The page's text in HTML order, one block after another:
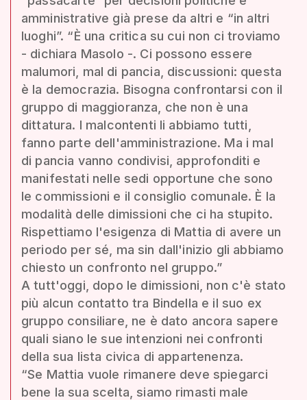
amministrative già prese da altri e “in altri
luoghi”. “È una critica su cui non ci troviamo
- dichiara Masolo -. Ci possono essere
malumori, mal di pancia, discussioni: questa
è la democrazia. Bisogna confrontarsi con il
gruppo di maggioranza, che non è una
dittatura. I malcontenti li abbiamo tutti,
fanno parte dell'amministrazione. Ma i mal
di pancia vanno condivisi, approfonditi e
manifestati nelle sedi opportune che sono
le commissioni e il consiglio comunale. È la
modalità delle dimissioni che ci ha stupito.
Rispettiamo l'esigenza di Mattia di avere un
periodo per sé, ma sin dall'inizio gli abbiamo
chiesto un confronto nel gruppo.”
A tutt'oggi, dopo le dimissioni, non c'è stato
più alcun contatto tra Bindella e il suo ex
gruppo consiliare, ne è dato ancora sapere
quali siano le sue intenzioni nei confronti
della sua lista civica di appartenenza.
“Se Mattia vuole rimanere deve spiegarci
bene la sua scelta, siamo rimasti male